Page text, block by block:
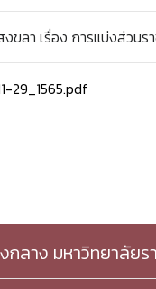
ขลา เรื่อง การแบ่งส่วนร
29_1565.pdf
กลาง มหาวิทยาลัย